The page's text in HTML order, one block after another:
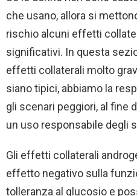
che usano, allora si
rischio alcuni effetti
significativi. In questa
effetti collaterali molto
siano tipici, abbiamo la
gli scenari peggiori, al fine
un uso responsabile degli
Gli effetti collaterali
effetto negativo sulla
tolleranza al glucosio e